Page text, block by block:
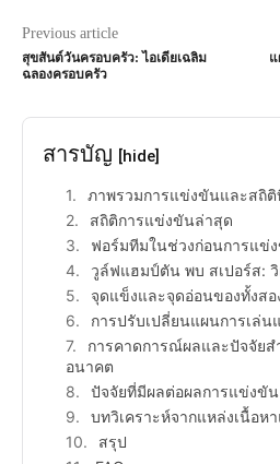
Previous article
สุขสันต์วันครอบครัว: ไอเดียเฉลิม
ฉลองครอบครัว
แ
สารบัญ [hide]
ภาพรวมการแข่งขันและสถิติ
สถิติการแข่งขันล่าสุด
ฟอร์มทีมในช่วงก่อนการแข่
วูล์ฟแฮมป์ตัน พบ สเปอร์ส: วิ
จุดแข็งและจุดอ่อนของทั้งสอ
การปรับเปลี่ยนแผนการเล่น
การคาดการณ์ผลและปัจจัย
อนาคต
ปัจจัยที่มีผลต่อผลการแข่งขัน
บทวิเคราะห์จากแหล่งเนื้อห
สรุป